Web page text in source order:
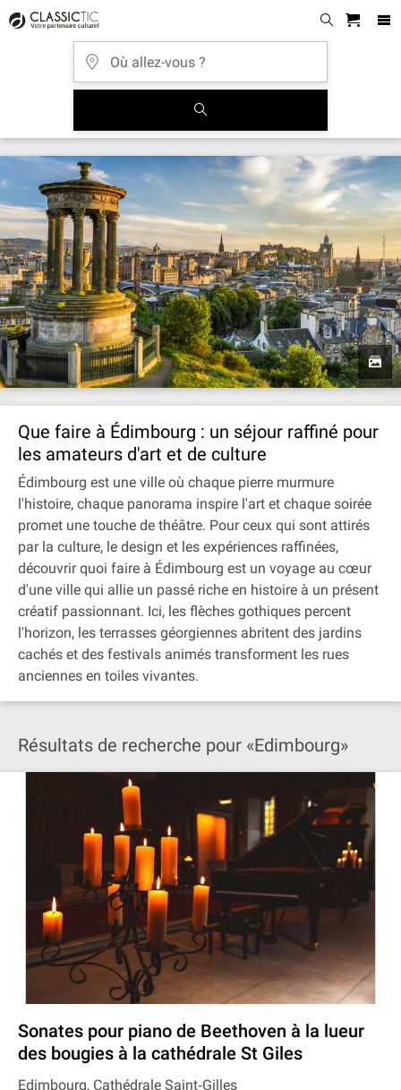
Que faire à Édimbourg : un séjour raffiné pour
les amateurs d'art et de culture
Édimbourg est une ville où chaque pierre murmure
l'histoire, chaque panorama inspire l'art et chaque soirée
promet une touche de théâtre. Pour ceux qui sont attirés
par la culture, le design et les expériences raffinées,
découvrir quoi faire à Édimbourg est un voyage au cœur
d'une ville qui allie un passé riche en histoire à un présent
créatif passionnant. Ici, les flèches gothiques percent
l'horizon, les terrasses géorgiennes abritent des jardins
cachés et des festivals animés transforment les rues
anciennes en toiles vivantes.
Résultats de recherche pour «Edimbourg»
Sonates pour piano de Beethoven à la lueur
des bougies à la cathédrale St Giles
Edimbourg, Cathédrale Saint‐Gilles